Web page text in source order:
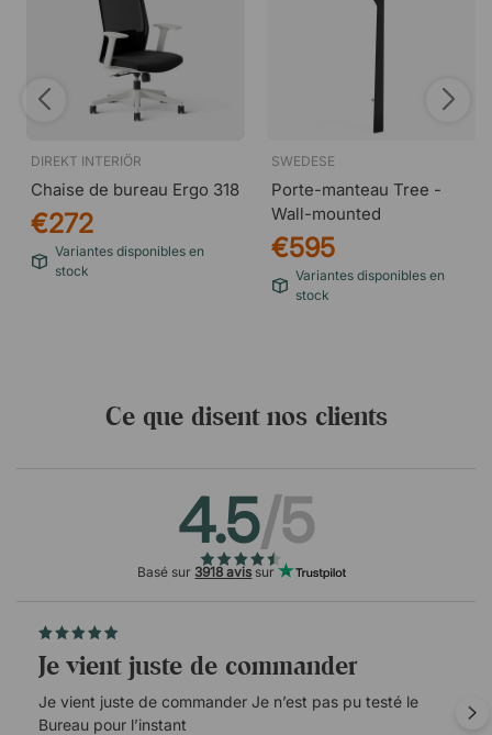
DIREKT INTERIÖR
Chaise de bureau Ergo 318
€272
Variantes disponibles en
stock
SWEDESE
Porte-manteau Tree -
Wall-mounted
€595
Variantes disponibles en
stock
Ce que disent nos clients
4.5/5
Basé sur 3918 avis sur
Je vient juste de commander
Je vient juste de commander Je n’est pas pu testé le
Bureau pour l’instant